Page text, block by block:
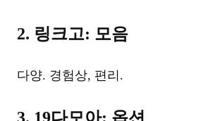
2. 링크고: 모음
다양. 경험상, 편리.